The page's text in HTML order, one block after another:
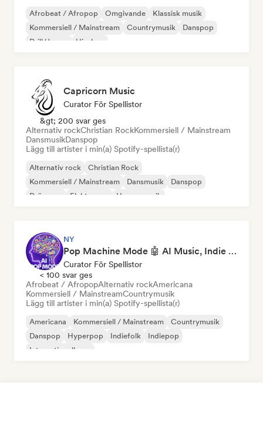
Afrobeat / Afropop Omgivande
Klassisk musik
Kommersiell / Mainstream
Countrymusik
Danspop
Drill/Jersey
Hip-hop
Capricorn Music
Curator För Spellistor
&gt; 200 svar ges
Alternativ rockChristian RockKommersiell / Mainstream
DansmusikDanspop
Lägg till artister i min(a) Spotify-spellista(r)
Alternativ rock
Christian Rock
Kommersiell / Mainstream
Dansmusik
Danspop
Drömpop
Elektropop House-musik
NY
Pop Machine Mode 🤖 AI Music, Indie Pop & Dream Pop
Curator För Spellistor
< 100 svar ges
Afrobeat / AfropopAlternativ rockAmericana
Kommersiell / MainstreamCountrymusik
Lägg till artister i min(a) Spotify-spellista(r)
Americana Kommersiell / Mainstream
Countrymusik
Danspop
Hyperpop Indiefolk
Indiepop
Internationell pop